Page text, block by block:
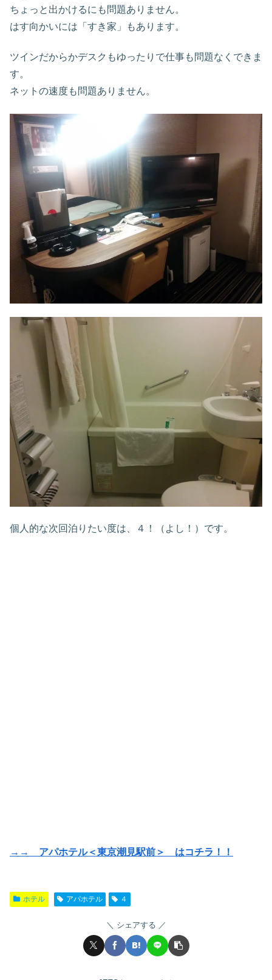
ちょっと出かけるにも問題ありません。
はす向かいには「すき家」もあります。
ツインだからかデスクもゆったりで仕事も問題なくできま
す。
ネットの速度も問題ありません。
個人的な次回泊りたい度は、４！（よし！）です。
→→ アパホテル＜東京潮見駅前＞ はコチラ！！
ホテル アパホテル ４
シェアする